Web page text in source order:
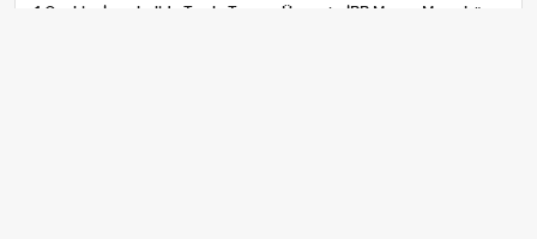
1 Ocak'ta İstanbul'da Toplu Taşıma Ücretsiz: İBB Metro, Metrobüs